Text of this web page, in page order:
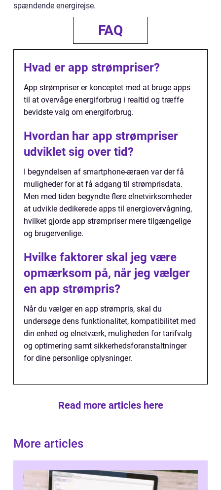
spændende energirejse.
FAQ
Hvad er app strømpriser?
App strømpriser er konceptet med at bruge apps
til at overvåge energiforbrug i realtid og træffe
bevidste valg om energiforbrug.
Hvordan har app strømpriser
udviklet sig over tid?
I begyndelsen af smartphone-æraen var der få
muligheder for at få adgang til strømprisdata.
Men med tiden begyndte flere elnetvirksomheder
at udvikle dedikerede apps til energiovervågning,
hvilket gjorde app strømpriser mere tilgængelige
og brugervenlige.
Hvilke faktorer skal jeg være
opmærksom på, når jeg vælger
en app strømpris?
Når du vælger en app strømpris, skal du
undersøge dens funktionalitet, kompatibilitet med
din enhed og elnetværk, muligheden for tarifvalg
og optimering samt sikkerhedsforanstaltninger
for dine personlige oplysninger.
Read more articles here
More articles